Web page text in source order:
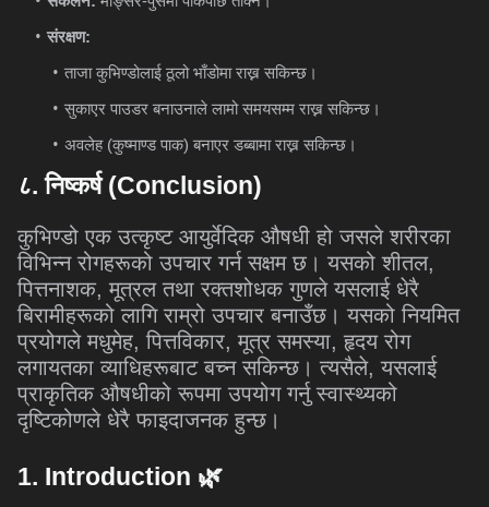
संरक्षण:
ताजा कुभिण्डोलाई ठूलो भाँडोमा राख्न सकिन्छ।
सुकाएर पाउडर बनाउनाले लामो समयसम्म राख्न सकिन्छ।
अवलेह (कुष्माण्ड पाक) बनाएर डब्बामा राख्न सकिन्छ।
८.निष्कर्ष(Conclusion)
कुभिण्डो एक उत्कृष्ट आयुर्वेदिक औषधी हो जसले शरीरका
विभिन्न रोगहरूको उपचार गर्न सक्षम छ। यसको शीतल,
पित्तनाशक, मूत्रल तथा रक्तशोधक गुणले यसलाई धेरै
बिरामीहरूको लागि राम्रो उपचार बनाउँछ। यसको नियमित
प्रयोगले मधुमेह, पित्तविकार, मूत्र समस्या, हृदय रोग
लगायतका व्याधिहरूबाट बच्न सकिन्छ। त्यसैले, यसलाई
प्राकृतिक औषधीको रूपमा उपयोग गर्नु स्वास्थ्यको
दृष्टिकोणले धेरै फाइदाजनक हुन्छ।
1. Introduction 🌿